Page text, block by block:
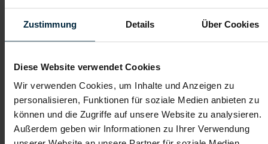
Zustimmung Details Über Cookies
Diese Website verwendet Cookies
Wir verwenden Cookies, um Inhalte und Anzeigen zu
personalisieren, Funktionen für soziale Medien anbieten zu
können und die Zugriffe auf unsere Website zu analysieren.
Außerdem geben wir Informationen zu Ihrer Verwendung
Lebenslauf
Empfehlungschreiben / Zeugnisse